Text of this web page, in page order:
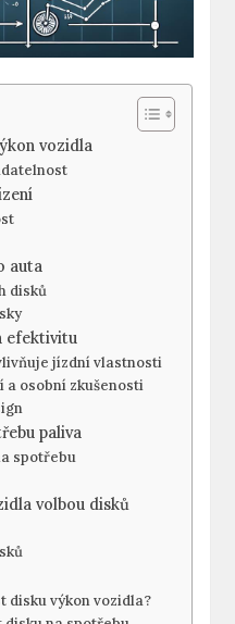
vozidla
auta
disků
efektivitu
jízdní vlastnosti
a osobní zkušenosti
paliva
spotřebu
volbou⁣ disků
‍disku ‌výkon vozidla?